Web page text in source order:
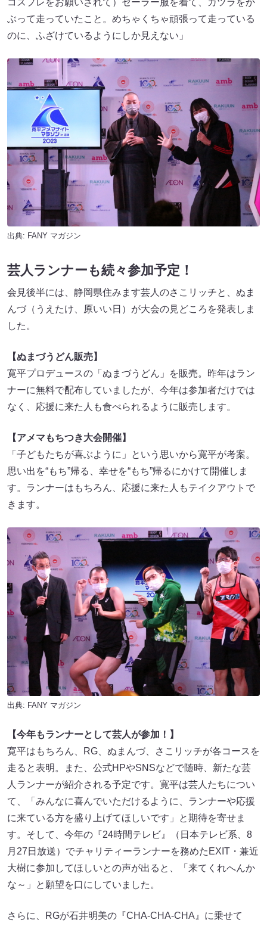
コスプレをお願いされて）セーラー服を着て、カツラをか
ぶって走っていたこと。めちゃくちゃ頑張って走っている
のに、ふざけているようにしか見えない」
出典: FANY マガジン
芸人ランナーも続々参加予定！
会見後半には、静岡県住みます芸人のさこリッチと、ぬま
んづ（うえたけ、原いい日）が大会の見どころを発表しま
した。
【ぬまづうどん販売】
寛平プロデュースの「ぬまづうどん」を販売。昨年はラン
ナーに無料で配布していましたが、今年は参加者だけでは
なく、応援に来た人も食べられるように販売します。
【アメマもちつき大会開催】
「子どもたちが喜ぶように」という思いから寛平が考案。
思い出を“もち”帰る、幸せを“もち”帰るにかけて開催しま
す。ランナーはもちろん、応援に来た人もテイクアウトで
きます。
出典: FANY マガジン
【今年もランナーとして芸人が参加！】
寛平はもちろん、RG、ぬまんづ、さこリッチが各コースを
走ると表明。また、公式HPやSNSなどで随時、新たな芸
人ランナーが紹介される予定です。寛平は芸人たちについ
て、「みんなに喜んでいただけるように、ランナーや応援
に来ている方を盛り上げてほしいです」と期待を寄せま
す。そして、今年の『24時間テレビ』（日本テレビ系、8
月27日放送）でチャリティーランナーを務めたEXIT・兼近
大樹に参加してほしいとの声が出ると、「来てくれへんか
な～」と願望を口にしていました。
さらに、RGが石井明美の『CHA-CHA-CHA』に乗せて